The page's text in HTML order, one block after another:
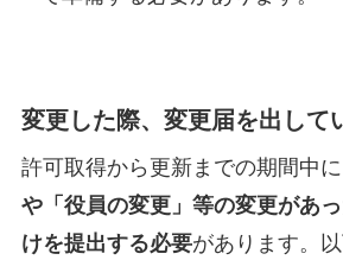
変更した際、変更届を出して
許可取得から更新までの期間中に
や「役員の変更」等の変更があ
けを提出する必要があります。